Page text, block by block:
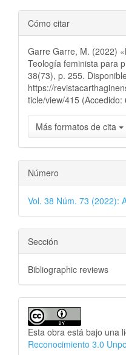
Cómo citar
Garre Garre, M. (2022)
Teología feminista para
38(73), p. 255.
https://
ticle/view/415 (Accedido:
Más formatos de cita
Número
Vol. 38 Núm. 73 (2022):
Sección
Bibliographic reviews
Esta obra está bajo una
Reconocimiento 3.0